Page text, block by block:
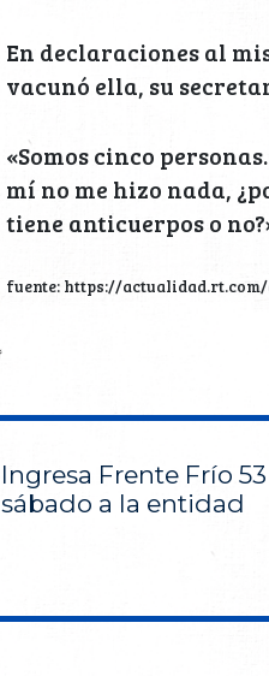
En declaraciones al
vacunó ella, su
«Somos cinco
mí no me hizo nada,
tiene anticuerpos o
fuente: https://
Ingresa Frente Frío
sábado a la entidad